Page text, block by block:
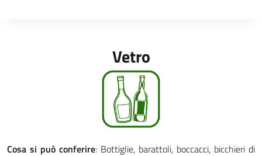
Vetro
Cosa si può conferire: Bottiglie, barattoli, boccacci, bicchieri di